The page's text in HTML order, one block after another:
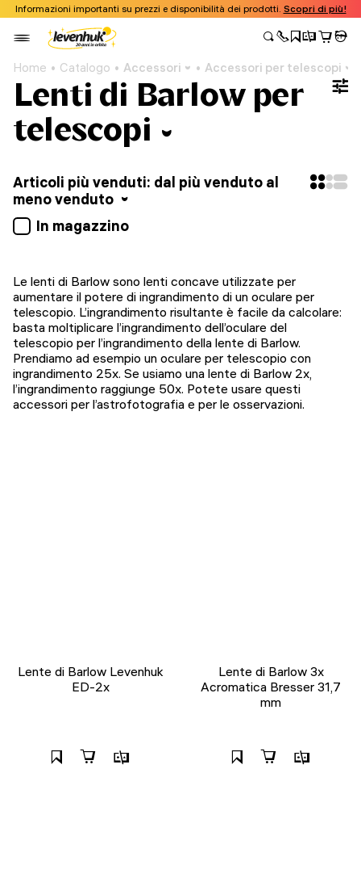
Informazioni importanti su prezzi e disponibilità dei prodotti. Scopri di più!
Home Catalogo Accessori Accessori per telescopi
Lenti di Barlow per
telescopi
Articoli più venduti: dal più venduto al
meno venduto
In magazzino
Le lenti di Barlow sono lenti concave utilizzate per
aumentare il potere di ingrandimento di un oculare per
telescopio. L’ingrandimento risultante è facile da calcolare:
basta moltiplicare l’ingrandimento dell’oculare del
telescopio per l’ingrandimento della lente di Barlow.
Prendiamo ad esempio un oculare per telescopio con
ingrandimento 25x. Se usiamo una lente di Barlow 2x,
l’ingrandimento raggiunge 50x. Potete usare questi
accessori per l’astrofotografia e per le osservazioni.
Lente di Barlow Levenhuk
ED-2x
Lente di Barlow 3x
Acromatica Bresser 31,7
mm